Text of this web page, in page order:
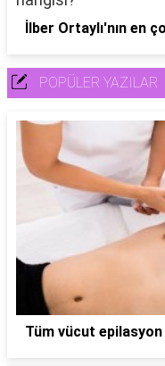
İlber Ortaylı'nın en
POPÜLER YAZILAR
Tüm vücut